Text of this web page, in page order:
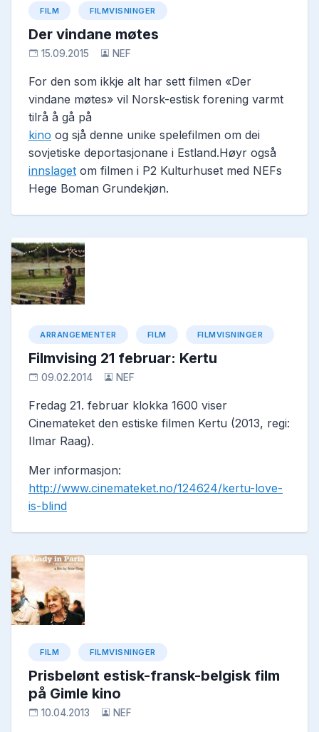
FILM FILMVISNINGER
Der vindane møtes
15.09.2015 NEF
For den som ikkje alt har sett filmen «Der
vindane møtes» vil Norsk-estisk forening varmt
tilrå å gå på
kino og sjå denne unike spelefilmen om dei
sovjetiske deportasjonane i Estland.Høyr også
innslaget om filmen i P2 Kulturhuset med NEFs
Hege Boman Grundekjøn.
ARRANGEMENTER FILM FILMVISNINGER
Filmvising 21 februar: Kertu
09.02.2014 NEF
Fredag 21. februar klokka 1600 viser
Cinemateket den estiske filmen Kertu (2013, regi:
Ilmar Raag).
Mer informasjon:
http://www.cinemateket.no/124624/kertu-love-
is-blind
FILM FILMVISNINGER
Prisbelønt estisk-fransk-belgisk film
på Gimle kino
10.04.2013 NEF